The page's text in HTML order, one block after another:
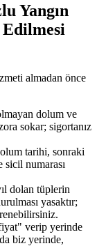
Yangın
almadan önce
dolum ve
sokar; sigortanız
tarihi, sonraki
sicil numarası
dolan tüplerin
yasaktır;
verip yerinde
biz yerinde,